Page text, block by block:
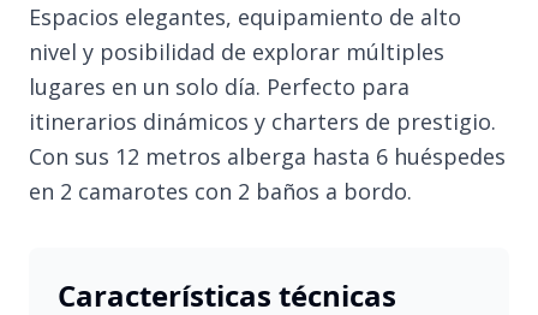
Espacios elegantes, equipamiento de alto
nivel y posibilidad de explorar múltiples
lugares en un solo día. Perfecto para
itinerarios dinámicos y charters de prestigio.
Con sus 12 metros alberga hasta 6 huéspedes
en 2 camarotes con 2 baños a bordo.
Características técnicas